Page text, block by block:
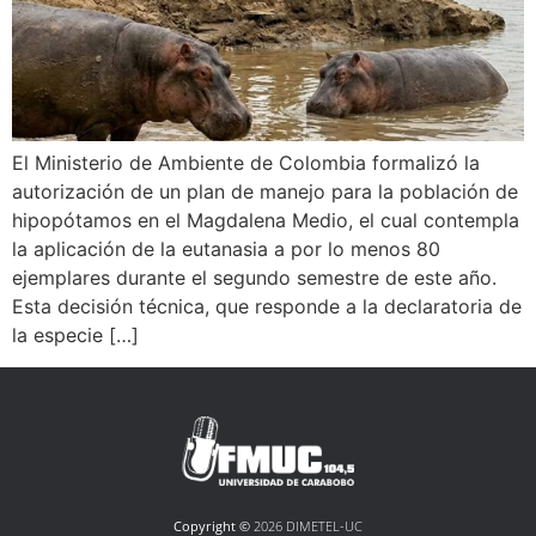
El Ministerio de Ambiente de Colombia formalizó la
autorización de un plan de manejo para la población de
hipopótamos en el Magdalena Medio, el cual contempla
la aplicación de la eutanasia a por lo menos 80
ejemplares durante el segundo semestre de este año.
Esta decisión técnica, que responde a la declaratoria de
la especie […]
Copyright © 2026 DIMETEL-UC